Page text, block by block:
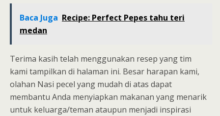
Baca Juga Recipe: Perfect Pepes tahu teri
medan
Terima kasih telah menggunakan resep yang tim
kami tampilkan di halaman ini. Besar harapan kami,
olahan Nasi pecel yang mudah di atas dapat
membantu Anda menyiapkan makanan yang menarik
untuk keluarga/teman ataupun menjadi inspirasi